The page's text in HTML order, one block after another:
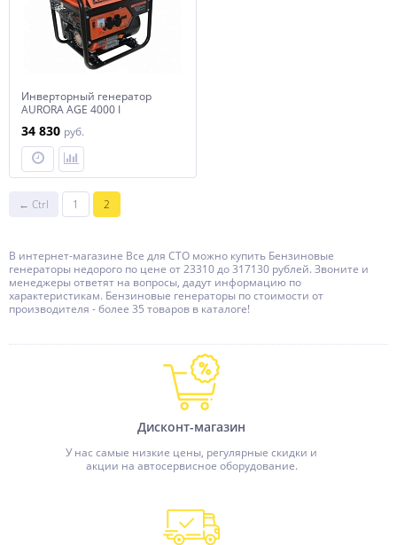
Инверторный генератор
AURORA AGE 4000 І
34 830 руб.
← Ctrl 1 2
В интернет-магазине Все для СТО можно купить Бензиновые
генераторы недорого по цене от 23310 до 317130 рублей. Звоните и
менеджеры ответят на вопросы, дадут информацию по
характеристикам. Бензиновые генераторы по стоимости от
производителя - более 35 товаров в каталоге!
Дисконт-магазин
У нас самые низкие цены, регулярные скидки и
акции на автосервисное оборудование.